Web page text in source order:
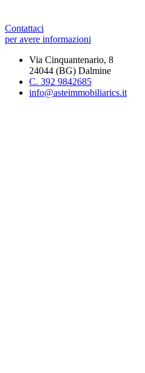
Contattaci
per avere informazioni
Via Cinquantenario, 8
24044 (BG) Dalmine
C. 392 9842685
info@asteimmobiliarics.it